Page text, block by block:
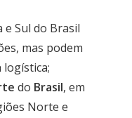
Sul do Brasil
mas podem
logística;
do Brasil, em
Norte e